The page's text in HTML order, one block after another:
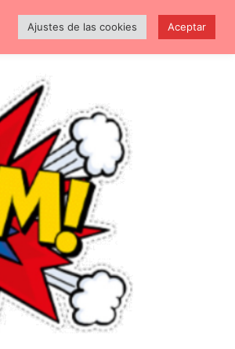
Otras cosas mágicas
Ajustes de las cookies Aceptar